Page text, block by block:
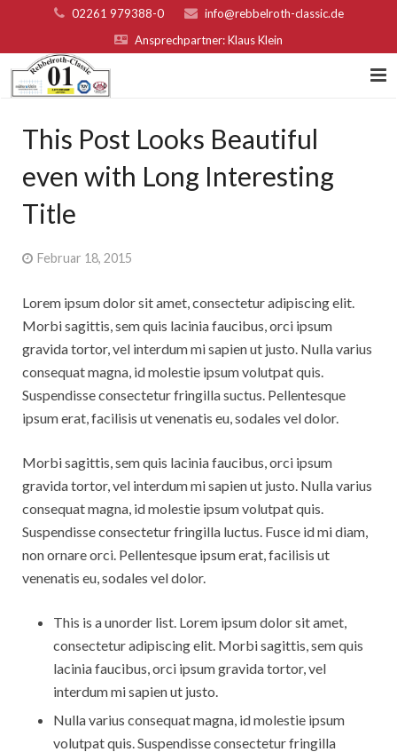
02261 979388-0
info@rebbelroth-classic.de
Ansprechpartner: Klaus Klein
Teilnahmebed. u. Nenngeld
Fotogalerie
Rebbelroth-Classic 2008
Rebbelroth-Classic 2010
Rebbelroth-Classic 2011
Rebbelroth-Classic 2014
Rebbelroth-Classic 2016
Rebbelroth-Classic 2018
This Post Looks Beautiful
even with Long Interesting
Title
Februar 18, 2015
Lorem ipsum dolor sit amet, consectetur adipiscing elit.
Morbi sagittis, sem quis lacinia faucibus, orci ipsum
gravida tortor, vel interdum mi sapien ut justo. Nulla varius
consequat magna, id molestie ipsum volutpat quis.
Suspendisse consectetur fringilla suctus. Pellentesque
ipsum erat, facilisis ut venenatis eu, sodales vel dolor.
Morbi sagittis, sem quis lacinia faucibus, orci ipsum
gravida tortor, vel interdum mi sapien ut justo. Nulla varius
consequat magna, id molestie ipsum volutpat quis.
Suspendisse consectetur fringilla luctus. Fusce id mi diam,
non ornare orci. Pellentesque ipsum erat, facilisis ut
venenatis eu, sodales vel dolor.
This is a unorder list. Lorem ipsum dolor sit amet,
consectetur adipiscing elit. Morbi sagittis, sem quis
lacinia faucibus, orci ipsum gravida tortor, vel
interdum mi sapien ut justo.
Nulla varius consequat magna, id molestie ipsum
volutpat quis. Suspendisse consectetur fringilla